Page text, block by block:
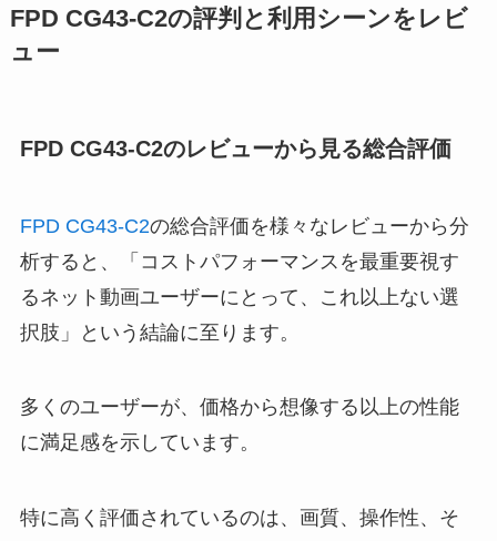
FPD CG43-C2の評判と利用シーンをレビ
ュー
FPD CG43-C2のレビューから見る総合評価
FPD CG43-C2の総合評価を様々なレビューから分
析すると、「コストパフォーマンスを最重要視す
るネット動画ユーザーにとって、これ以上ない選
択肢」という結論に至ります。
多くのユーザーが、価格から想像する以上の性能
に満足感を示しています。
特に高く評価されているのは、画質、操作性、そ